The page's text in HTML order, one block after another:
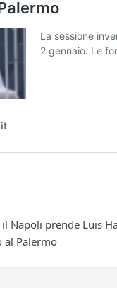
Napoli prende Luis
al Palermo